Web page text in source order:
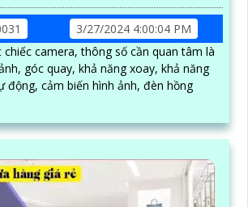
3/27/2024 4:00:04 PM
chiếc camera, thông số cần quan tâm là
góc quay, khả năng xoay, khả năng
động, cảm biến hình ảnh, đèn hồng